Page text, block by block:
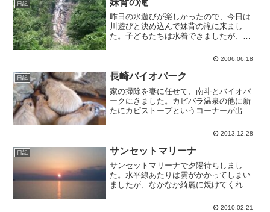
日記
昨日の水遊びが楽しかったので、今日は
川遊びと決め込んで妹背の滝に来まし
た。子どもたちは水着できましたが、ま
ても多いです。こないだの雨のせいか
2006.06.18
日記 長崎バイオパーク
家の掃除を妻に任せて、南斗とバイオパ
ークにきました。カピバラ温泉の他に新
たにカピストーブというコーナーが出来
かにいてミッチリしています。その他、
いつも静かめの動物がとても元気で、ア
メリカンビーバーは年の瀬...
2013.12.28
日記 サンセットマリーナ
サンセットマリーナで夕陽待ちしまし
た。水平線あたりは雲がかかってしまい
ましたが、なかなか綺麗に焼けてくれま
ポカでとても暖かかったです。春も近い
2010.02.21